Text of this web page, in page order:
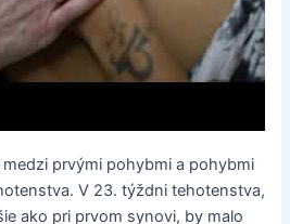
prvými pohybmi a pohybmi
V 23. týždni tehotenstva,
ako pri prvom synovi, by malo